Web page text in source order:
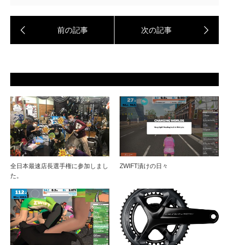
全日本最速店長選手権に参加しまし
た。
ZWIFT漬けの日々